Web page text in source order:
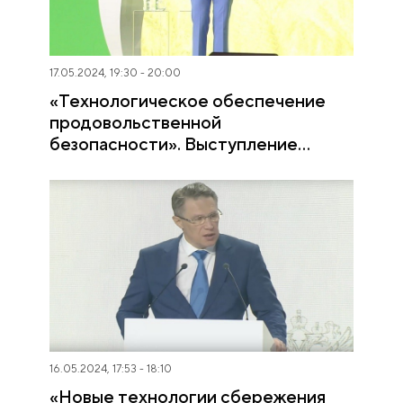
17.05.2024, 19:30 - 20:00
«Технологическое обеспечение
продовольственной
безопасности». Выступление
Оксаны Лут
16.05.2024, 17:53 - 18:10
«Новые технологии сбережения